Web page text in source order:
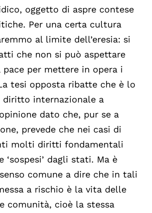
oggetto di aspre contese
Per una certa cultura
al limite dell’eresia: si
che non si può aspettare
pace per mettere in opera i
tesi opposta ribatte che è lo
diritto internazionale a
dato che, pur se a
prevede che nei casi di
molti diritti fondamentali
‘sospesi’ dagli stati. Ma è
comune a dire che in tali
a rischio è la vita delle
comunità, cioè la stessa